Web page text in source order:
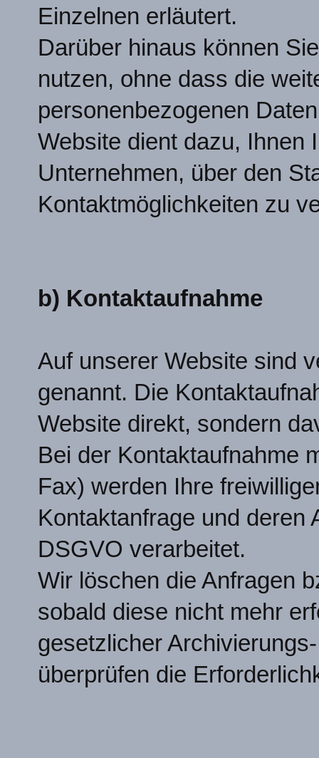
Einzelnen erläutert.
Darüber hinaus können
nutzen, ohne dass die
personenbezogenen
Website dient dazu, Ihnen
Unternehmen, über den
Kontaktmöglichkeiten zu
b) Kontaktaufnahme
Auf unserer Website sind
genannt. Die
Website direkt, sondern
Bei der Kontaktaufnahme
Fax) werden Ihre
Kontaktanfrage und deren
DSGVO verarbeitet.
Wir löschen die Anfragen
sobald diese nicht mehr
gesetzlicher
überprüfen die